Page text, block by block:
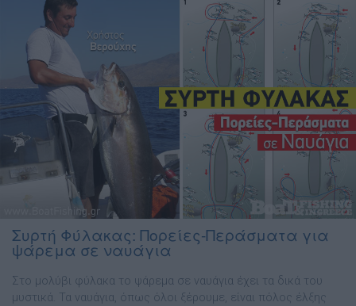
Συρτή Φύλακας: Πορείες-Περάσματα για
ψάρεμα σε ναυάγια
Στο μολύβι φύλακα το ψάρεμα σε ναυάγια έχει τα δικά του
μυστικά. Τα ναυάγια, όπως όλοι ξέρουµε, είναι πόλος έλξης